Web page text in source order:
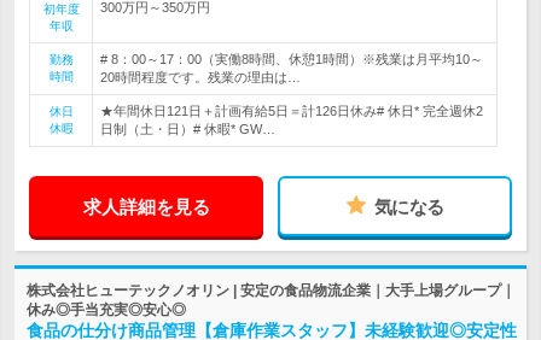
初年度
年収
300万円～350万円
勤務
時間
# 8：00～17：00（実働8時間、休憩1時間）※残業は月平均10～
20時間程度です。残業の理由は…
休日
休暇
★年間休日121日＋計画有給5日＝計126日休み# 休日* 完全週休2
日制（土・日）# 休暇* GW…
求人詳細を見る 気になる
株式会社ヒューテックノオリン | 安定の食品物流企業｜大手上場グループ｜
休み◎手当充実◎安心◎
食品の仕分け商品管理【倉庫作業スタッフ】未経験歓迎◎安定性